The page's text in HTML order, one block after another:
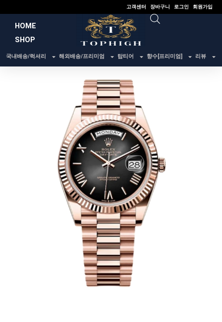
건
너
고객센터 장바구니 로그인 회원가입
HOME
SHOP
국내배송/럭셔리 해외배송/프리미엄 탑티어 향수[프리미엄] 리뷰